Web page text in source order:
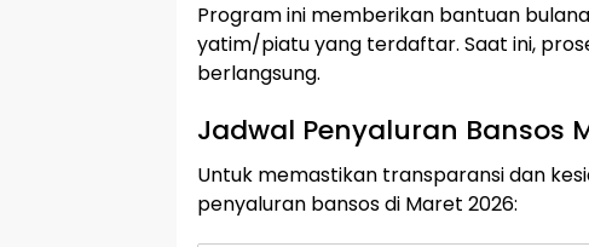
Program ini memberikan bantuan
yatim/piatu yang terdaftar. Saat ini,
berlangsung.
Jadwal Penyaluran Bansos
Untuk memastikan transparansi dan
penyaluran bansos di Maret 2026: